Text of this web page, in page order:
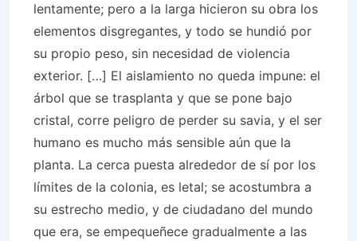
lentamente; pero a la larga hicieron su obra los
elementos disgregantes, y todo se hundió por
su propio peso, sin necesidad de violencia
exterior. […] El aislamiento no queda impune: el
árbol que se trasplanta y que se pone bajo
cristal, corre peligro de perder su savia, y el ser
humano es mucho más sensible aún que la
planta. La cerca puesta alrededor de sí por los
límites de la colonia, es letal; se acostumbra a
su estrecho medio, y de ciudadano del mundo
que era, se empequeñece gradualmente a las